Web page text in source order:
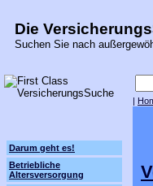
Die
Suchen Sie nach
Darum geht es!
Betriebliche
Altersversorgung
|